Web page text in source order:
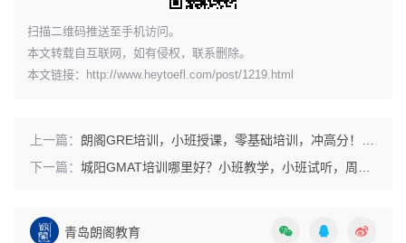
扫描二维码推送至手机访问。
本文转载自互联网，如有侵权，联系删除。
本文链接：
http://www.heytoefl.com/post/1219.html
上一篇： 朗阁GRE培训，小班授课，零基础培训，冲高分！周末晚班多校区
下一篇： 城阳GMAT培训哪里好？小班教学，小班试听，周末晚班一对一，市南崂山黄岛城阳多校区
青岛朗阁教育